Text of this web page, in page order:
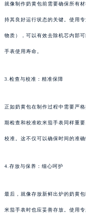
就像制作奶黄包前需要确保所有
持其良好运行状态的关键。使用
物质），可以有效去除机芯内部
手表使用寿命。
3.检查与校准：精准保障
正如奶黄包在制作过程中需要严
期检查和校准欧米茄手表同样重
校准。这不仅可以确保时间的准
4.存放与保养：细心呵护
最后，就像存放新鲜出炉的奶黄
米茄手表时也应妥善存放。使用